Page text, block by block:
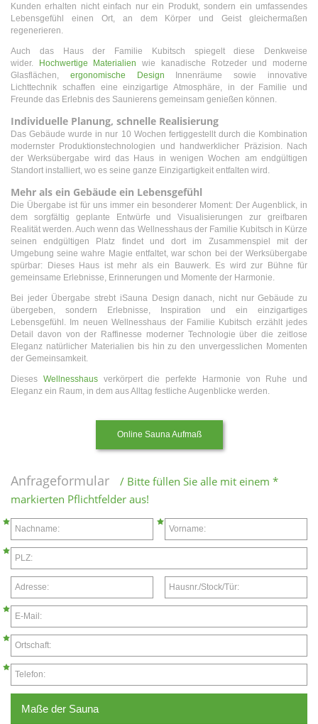
Kunden erhalten nicht einfach nur ein Produkt, sondern ein umfassendes
Lebensgefühl einen Ort, an dem Körper und Geist gleichermaßen
regenerieren.
Auch das Haus der Familie Kubitsch spiegelt diese Denkweise
wider. Hochwertige Materialien
wie kanadische Rotzeder und moderne
Glasflächen, ergonomische Design Innenräume sowie innovative
Lichttechnik schaffen eine einzigartige Atmosphäre, in der Familie und
Freunde das Erlebnis des Saunierens gemeinsam genießen können.
Individuelle Planung, schnelle Realisierung
Das Gebäude wurde in nur 10 Wochen fertiggestellt durch die Kombination
modernster Produktionstechnologien und handwerklicher Präzision. Nach
der Werksübergabe wird das Haus in wenigen Wochen am endgültigen
Standort installiert, wo es seine ganze Einzigartigkeit entfalten wird.
Mehr als ein Gebäude ein Lebensgefühl
Die Übergabe ist für uns immer ein besonderer Moment: Der Augenblick, in
dem sorgfältig geplante Entwürfe und Visualisierungen zur greifbaren
Realität werden. Auch wenn das Wellnesshaus der Familie Kubitsch in Kürze
seinen endgültigen Platz findet und dort im Zusammenspiel mit der
Umgebung seine wahre Magie entfaltet, war schon bei der Werksübergabe
spürbar: Dieses Haus ist mehr als ein Bauwerk. Es wird zur Bühne für
gemeinsame Erlebnisse, Erinnerungen und Momente der Harmonie.
Bei jeder Übergabe strebt iSauna Design danach, nicht nur Gebäude zu
übergeben, sondern Erlebnisse, Inspiration und ein einzigartiges
Lebensgefühl. Im neuen Wellnesshaus der Familie Kubitsch erzählt jedes
Detail davon von der Raffinesse moderner Technologie über die zeitlose
Eleganz natürlicher Materialien bis hin zu den unvergesslichen Momenten
der Gemeinsamkeit.
Dieses Wellnesshausverkörpert die perfekte Harmonie von Ruhe und
Eleganz ein Raum, in dem aus Alltag festliche Augenblicke werden.
Online Sauna Aufmaß
Anfrageformular
/ Bitte füllen Sie alle mit einem *
markierten Pflichtfelder aus!
Nachname: Vorname:
PLZ:
Adresse: Hausnr./Stock/Tür:
E-Mail:
Ortschaft:
Telefon:
Maße der Sauna